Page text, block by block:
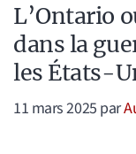
L’Ontario
dans la
les États-
11 mars 2025 par